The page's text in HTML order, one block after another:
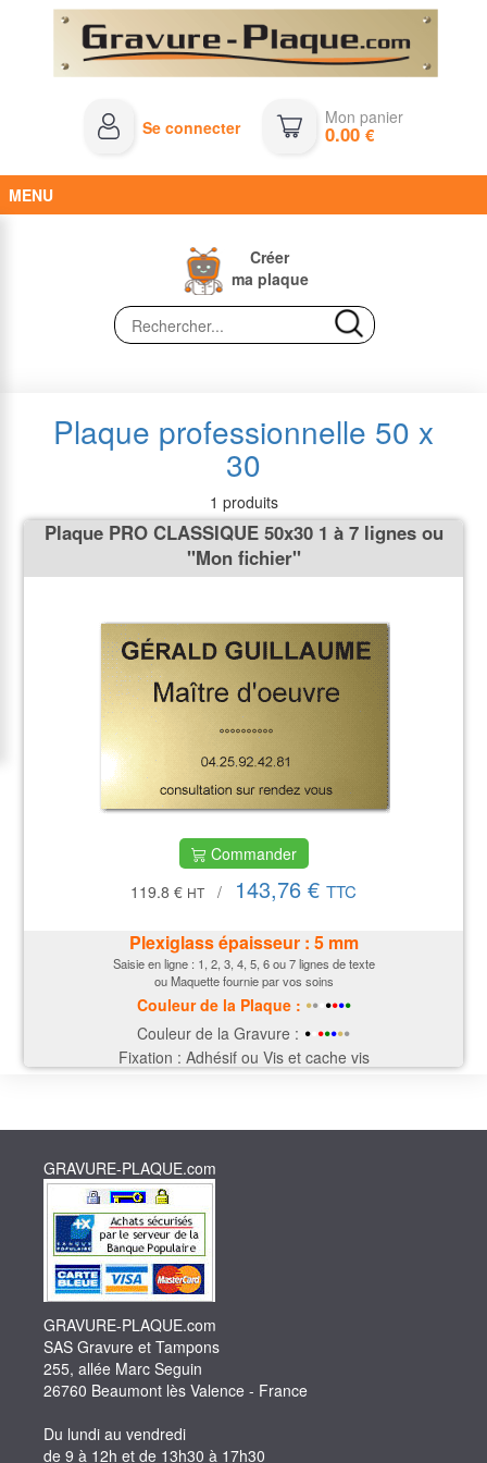
Se connecter Mon panier
0.00€
MENU
Créer
ma plaque
Plaque professionnelle 50 x
30
1 produits
Plaque PRO CLASSIQUE 50x30 1 à 7 lignes ou
''Mon fichier''
Commander
119.8 € HT / 143,76 € TTC
Plexiglass épaisseur : 5 mm
Saisie en ligne : 1, 2, 3, 4, 5, 6 ou 7 lignes de texte
ou Maquette fournie par vos soins
Couleur de la Plaque : ••• ••••
Couleur de la Gravure : • •••••
Fixation : Adhésif ou Vis et cache vis
GRAVURE-PLAQUE.com
GRAVURE-PLAQUE.com
SAS Gravure et Tampons
255, allée Marc Seguin
26760 Beaumont lès Valence - France
Du lundi au vendredi
de 9 à 12h et de 13h30 à 17h30